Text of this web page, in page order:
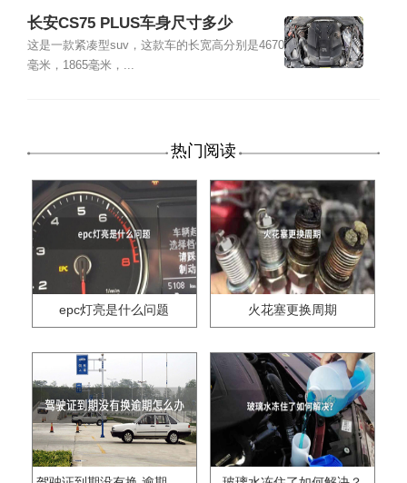
长安CS75 PLUS车身尺寸多少
这是一款紧凑型suv，这款车的长宽高分别是4670
毫米，1865毫米，...
热门阅读
epc灯亮是什么问题 火花塞更换周期